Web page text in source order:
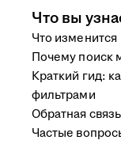
Что вы
Что изменится
Почему поиск
Краткий гид:
фильтрами
Обратная связь
Частые